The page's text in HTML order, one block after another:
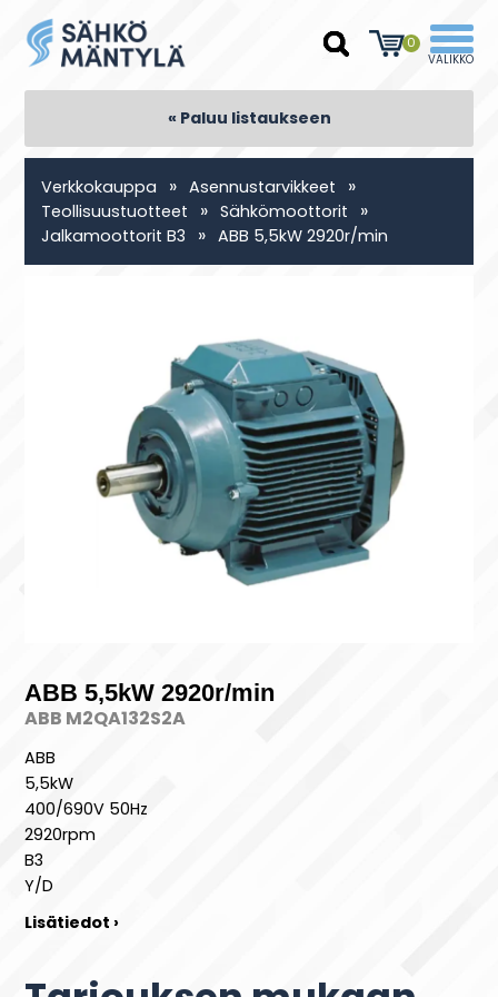
0
« Paluu listaukseen
Verkkokauppa » Asennustarvikkeet »
Teollisuustuotteet » Sähkömoottorit »
Jalkamoottorit B3 » ABB 5,5kW 2920r/min
ABB 5,5kW 2920r/min
ABB M2QA132S2A
ABB
5,5kW
400/690V 50Hz
2920rpm
B3
Y/D
Lisätiedot ›